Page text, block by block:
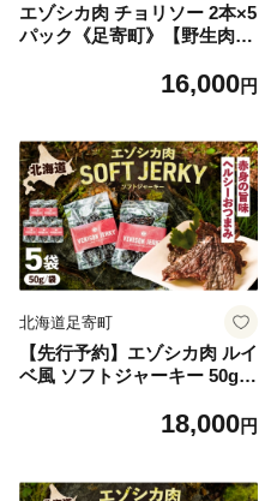
エゾシカ肉 チョリソー 2本×5
パック《足寄町》【野生肉専
道産 エゾシカ 肉 えぞ鹿肉 シ
冷凍 あしょろ 16000 16000円
[BEBE006]
16,000円
北海道足寄町
【先行予約】エゾシカ肉 ルイ
ベ風 ソフトジャーキー 50g×
専門店やせいのおにくや】北
おやつ 酒の肴 鹿肉 ルイベ風
18,000円